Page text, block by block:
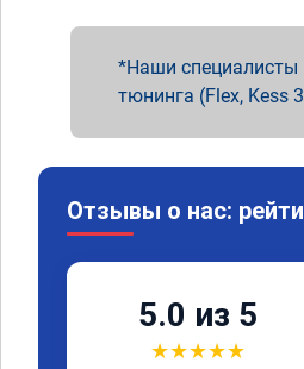
Наши специалисты
тюнинга (Flex, Kess
Отзывы о нас:
5.0 из 5
★★★★★